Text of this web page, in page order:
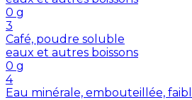
0 g
3
Café, poudre soluble
eaux et autres boissons
0 g
4
Eau minérale, embouteillée,